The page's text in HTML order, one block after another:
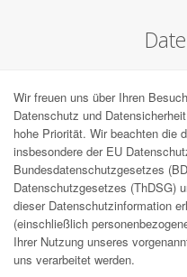
Wir freuen uns über Ihren
Datenschutz und
hohe Priorität. Wir beachten die
insbesondere der EU
Bundesdatenschutzgesetzes
Datenschutzgesetzes (ThDSG)
dieser Datenschutzinformation
(einschließlich
Ihrer Nutzung unseres
uns verarbeitet werden.